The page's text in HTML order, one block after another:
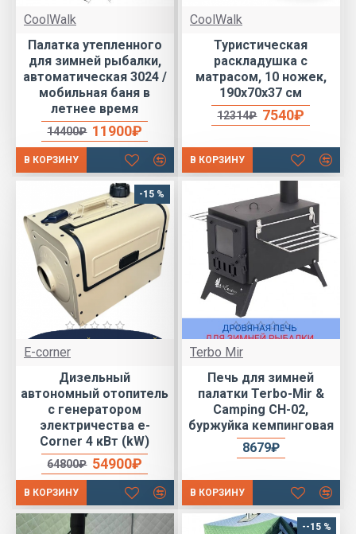
CoolWalk
Палатка утепленного
для зимней рыбалки,
автоматическая 3024 /
мобильная баня в
летнее время
11900₽
14400₽
В КОРЗИНУ
CoolWalk
Туристическая
раскладушка с
матрасом, 10 ножек,
190х70х37 см
7540₽
12314₽
В КОРЗИНУ
-15 %
E-corner
Дизельный
автономный отопитель
с генератором
электричества e-
Corner 4 кВт (kW)
54900₽
64800₽
В КОРЗИНУ
Terbo Mir
Печь для зимней
палатки Terbo-Mir &
Camping CH-02,
буржуйка кемпинговая
8679₽
В КОРЗИНУ
--15 %